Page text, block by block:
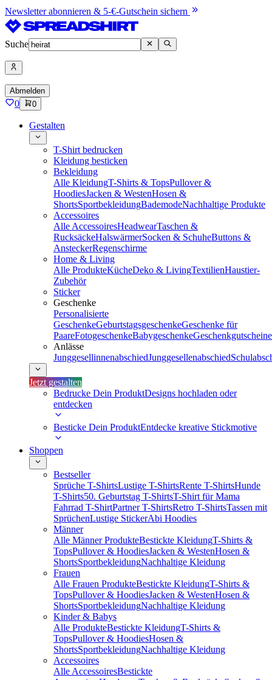
Newsletter abonnieren & 5-€-Gutschein sichern
Suche
Abmelden
0 0
Gestalten
T-Shirt bedrucken
Kleidung besticken
Bekleidung
Alle KleidungT-Shirts & TopsPullover &
HoodiesJacken & WestenHosen &
ShortsSportbekleidungBademodeNachhaltige Produkte
Accessoires
Alle AccessoiresHeadwearTaschen &
RucksäckeHalswärmerSocken & SchuheButtons &
AnsteckerRegenschirme
Home & Living
Alle ProdukteKücheDeko & LivingTextilienHaustier-
Zubehör
Sticker
Geschenke
Personalisierte
GeschenkeGeburtstagsgeschenkeGeschenke für
PaareFotogeschenkeBabygeschenkeGeschenkgutscheine
Anlässe
JunggesellinnenabschiedJunggesellenabschied
Jetzt gestalten
Bedrucke Dein ProduktDesigns hochladen oder
entdecken
Besticke Dein ProduktEntdecke kreative Stickmotive
Shoppen
Bestseller
Sprüche T-ShirtsLustige T-ShirtsRente T-ShirtsHunde
T-Shirts50. Geburtstag T-ShirtsT-Shirt für Mama
Fahrrad T-ShirtPartner T-ShirtsRetro T-ShirtsTassen mit
SprüchenLustige StickerAbi Hoodies
Männer
Alle Männer ProdukteBestickte KleidungT-Shirts &
TopsPullover & HoodiesJacken & WestenHosen &
ShortsSportbekleidungNachhaltige Kleidung
Frauen
Alle Frauen ProdukteBestickte KleidungT-Shirts &
TopsPullover & HoodiesJacken & WestenHosen &
ShortsSportbekleidungNachhaltige Kleidung
Kinder & Babys
Alle ProdukteBestickte KleidungT-Shirts &
TopsPullover & HoodiesHosen &
ShortsSportbekleidungNachhaltige Kleidung
Accessoires
Alle AccessoiresBestickte